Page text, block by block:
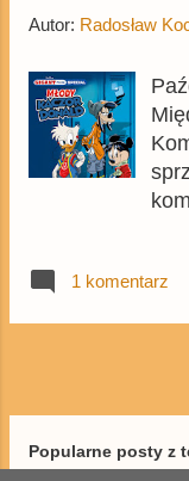
Autor: Radosław
1 komentarz
Popularne posty z